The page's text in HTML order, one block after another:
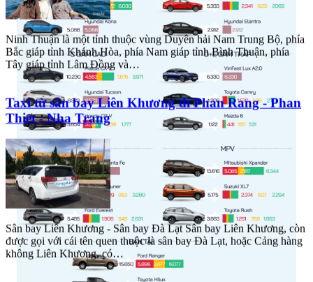
Ninh Thuận là một tỉnh thuộc vùng Duyên hải Nam Trung Bộ, phía
Bắc giáp tỉnh Khánh Hòa, phía Nam giáp tỉnh Bình Thuận, phía
Tây giáp tỉnh Lâm Đồng và…
Taxi từ sân bay Liên Khương đi Phan Rang - Phan
Thiết - Nha Trang
Sân bay Liên Khương - Sân bay Đà Lạt Sân bay Liên Khương, còn
được gọi với cái tên quen thuộc là sân bay Đà Lạt, hoặc Cảng hàng
không Liên Khương, có…